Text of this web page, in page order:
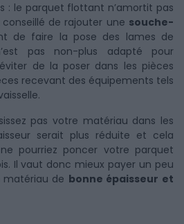
: le parquet flottant n’amortit pas
de rajouter une souche-
de faire la pose des lames de
pas non-plus adapté pour
de la poser dans les pièces
recevant des équipements tels
pas votre matériau dans les
serait plus réduite et cela
pourriez poncer votre parquet
Il vaut donc mieux payer un peu
matériau de bonne épaisseur et